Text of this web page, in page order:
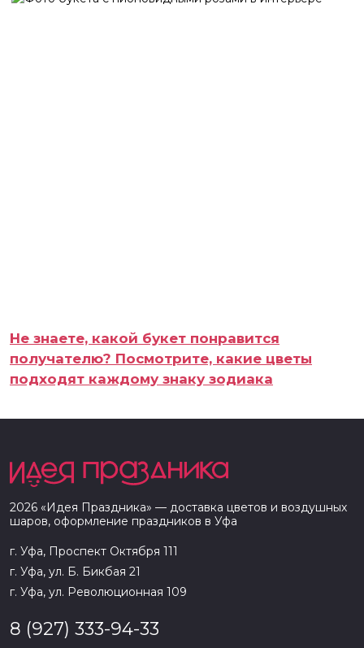
Не знаете, какой букет понравится
получателю? Посмотрите, какие цветы
подходят каждому знаку зодиака
2026 «Идея Праздника» — доставка цветов и воздушных
шаров, оформление праздников в Уфа
г. Уфа, Проспект Октября 111
г. Уфа, ул. Б. Бикбая 21
г. Уфа, ул. Революционная 109
8 (927) 333-94-33